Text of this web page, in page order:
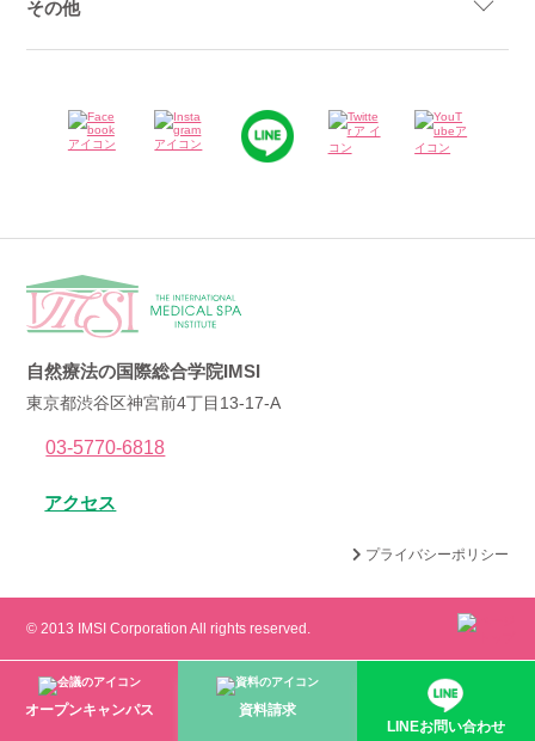
その他
自然療法の国際総合学院IMSI
東京都渋谷区神宮前4丁目13-17-A
03-5770-6818
アクセス
プライバシーポリシー
© 2013 IMSI Corporation All rights reserved.
オープンキャンパス
資料請求
LINEお問い合わせ